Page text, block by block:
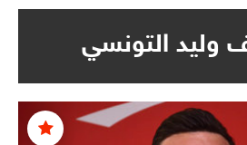
وليد التونسي